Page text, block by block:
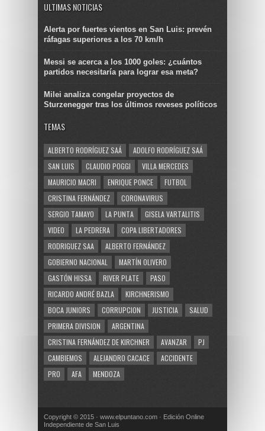
ULTIMAS NOTICIAS
Alerta por fuertes vientos en San Luis: prevén
ráfagas superiores a los 70 km/h
Messi se acerca a los 1000 goles: ¿cuántos
partidos necesitaría para lograr esa meta?
Milei analiza congelar proyectos de
Sturzenegger tras los últimos reveses políticos
TEMAS
ALBERTO RODRÍGUEZ SAÁ
ADOLFO RODRÍGUEZ SAÁ
SAN LUIS
CLAUDIO POGGI
VILLA MERCEDES
MAURICIO MACRI
ENRIQUE PONCE
FUTBOL
CRISTINA FERNÁNDEZ
CORONAVIRUS
SERGIO TAMAYO
LA PUNTA
GISELA VARTALITIS
VIDEO
LA PEDRERA
COPA LIBERTADORES
RODRIGUEZ SAA
ALBERTO FERNÁNDEZ
GOBIERNO NACIONAL
MARTÍN OLIVERO
GASTÓN HISSA
RIVER PLATE
PASO
RICARDO ANDRÉ BAZLA
KIRCHNERISMO
BOCA JUNIORS
CORRUPCION JUSTICIA
SALUD
PRIMERA DIVISION
ARGENTINA
CRISTINA FERNÁNDEZ DE KIRCHNER
AVANZAR
PJ
CAMBIEMOS
ALEJANDRO CACACE
ACCIDENTE
PRO
AFA MENDOZA
Copyright © 2015 · www.elpuntano.com · Edición Online
Independiente de San Luis